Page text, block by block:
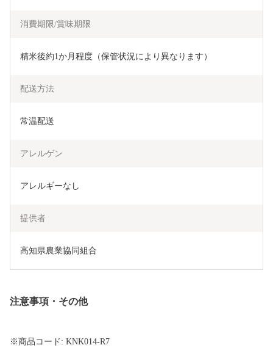
消費期限/賞味期限
精米後約1か月程度（保管状況により異なります）
配送方法
常温配送
アレルゲン
アレルギーなし
提供者
高知県農業協同組合
注意事項・その他
※商品コード: KNK014-R7